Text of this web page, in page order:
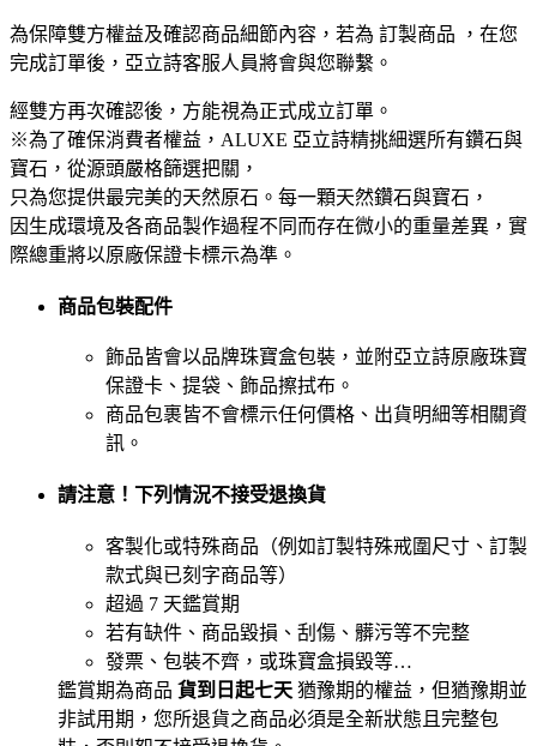
為保障雙方權益及確認商品細節內容，若為 訂製商品 ，在您
完成訂單後，亞立詩客服人員將會與您聯繫。
經雙方再次確認後，方能視為正式成立訂單。
※為了確保消費者權益，ALUXE 亞立詩精挑細選所有鑽石與
寶石，從源頭嚴格篩選把關，
只為您提供最完美的天然原石。每一顆天然鑽石與寶石，
因生成環境及各商品製作過程不同而存在微小的重量差異，實
際總重將以原廠保證卡標示為準。
商品包裝配件
飾品皆會以品牌珠寶盒包裝，並附亞立詩原廠珠寶
保證卡、提袋、飾品擦拭布。
商品包裹皆不會標示任何價格、出貨明細等相關資
訊。
請注意！下列情況不接受退換貨
客製化或特殊商品（例如訂製特殊戒圍尺寸、訂製
款式與已刻字商品等）
超過 7 天鑑賞期
若有缺件、商品毀損、刮傷、髒污等不完整
發票、包裝不齊，或珠寶盒損毀等…
鑑賞期為商品 貨到日起七天 猶豫期的權益，但猶豫期並
非試用期，您所退貨之商品必須是全新狀態且完整包